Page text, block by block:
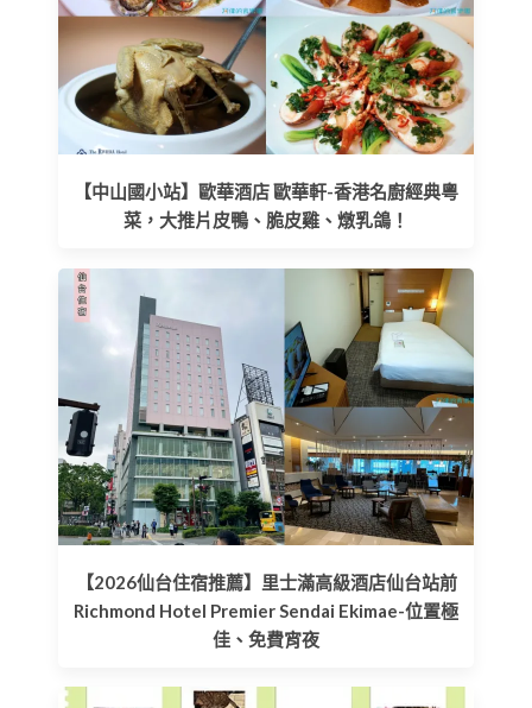
【中山國小站】歐華酒店 歐華軒-香港名廚經典粵
菜，大推片皮鴨、脆皮雞、燉乳鴿！
【2026仙台住宿推薦】里士滿高級酒店仙台站前
Richmond Hotel Premier Sendai Ekimae-位置極
佳、免費宵夜